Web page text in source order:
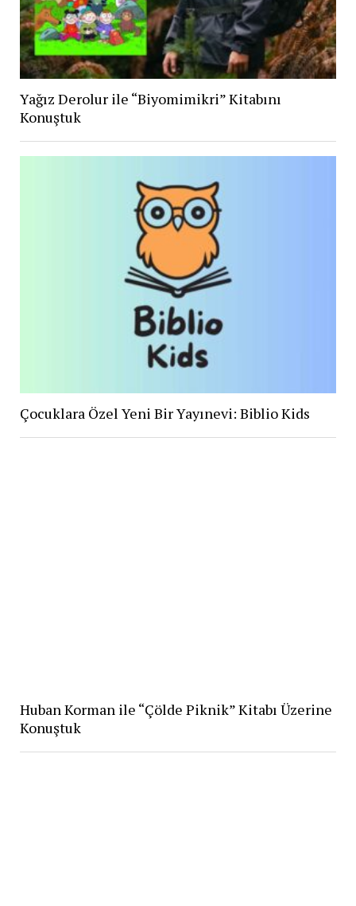
Yağız Derolur ile “Biyomimikri” Kitabını
Konuştuk
Çocuklara Özel Yeni Bir Yayınevi: Biblio Kids
Huban Korman ile “Çölde Piknik” Kitabı Üzerine
Konuştuk